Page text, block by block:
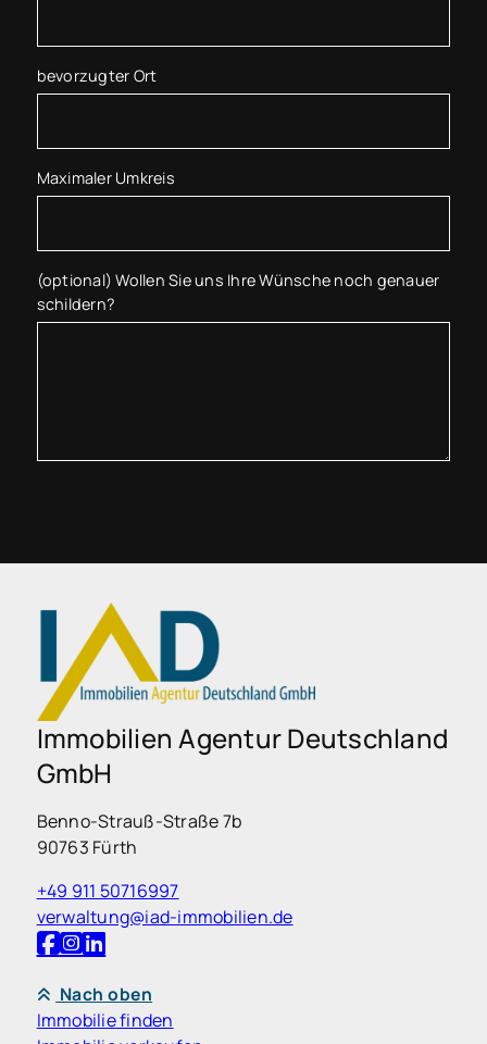
bevorzugter Ort
Maximaler Umkreis
(optional) Wollen Sie uns Ihre Wünsche noch genauer
schildern?
Immobilien Agentur Deutschland
GmbH
Benno-Strauß-Straße 7b
90763 Fürth
+49 911 50716997
verwaltung@iad-immobilien.de
Nach oben
Immobilie finden